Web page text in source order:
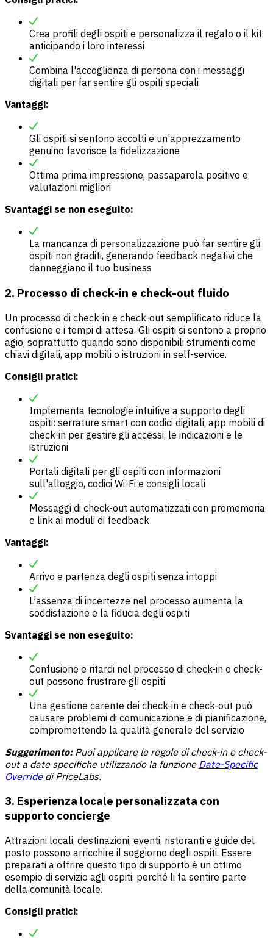
Crea profili degli ospiti e personalizza il regalo o il kit
anticipando i loro interessi
Combina l'accoglienza di persona con i messaggi
digitali per far sentire gli ospiti speciali
Vantaggi:
Gli ospiti si sentono accolti e un'apprezzamento
genuino favorisce la fidelizzazione
Ottima prima impressione, passaparola positivo e
valutazioni migliori
Svantaggi se non eseguito:
La mancanza di personalizzazione può far sentire gli
ospiti non graditi, generando feedback negativi che
danneggiano il tuo business
2. Processo di check-in e check-out fluido
Un processo di check-in e check-out semplificato riduce la
confusione e i tempi di attesa. Gli ospiti si sentono a proprio
agio, soprattutto quando sono disponibili strumenti come
chiavi digitali, app mobili o istruzioni in self-service.
Consigli pratici:
Implementa tecnologie intuitive a supporto degli
ospiti: serrature smart con codici digitali, app mobili di
check-in per gestire gli accessi, le indicazioni e le
istruzioni
Portali digitali per gli ospiti con informazioni
sull'alloggio, codici Wi-Fi e consigli locali
Messaggi di check-out automatizzati con promemoria
e link ai moduli di feedback
Vantaggi:
Arrivo e partenza degli ospiti senza intoppi
L'assenza di incertezze nel processo aumenta la
soddisfazione e la fiducia degli ospiti
Svantaggi se non eseguito:
Confusione e ritardi nel processo di check-in o check-
out possono frustrare gli ospiti
Una gestione carente dei check-in e check-out può
causare problemi di comunicazione e di pianificazione,
compromettendo la qualità generale del servizio
Suggerimento: Puoi applicare le regole di check-in e check-
out a date specifiche utilizzando la funzione Date-Specific
Overridedi PriceLabs.
3. Esperienza locale personalizzata con
supporto concierge
Attrazioni locali, destinazioni, eventi, ristoranti e guide del
posto possono arricchire il soggiorno degli ospiti. Essere
preparati a offrire questo tipo di supporto è un ottimo
esempio di servizio agli ospiti, perché li fa sentire parte
della comunità locale.
Consigli pratici: